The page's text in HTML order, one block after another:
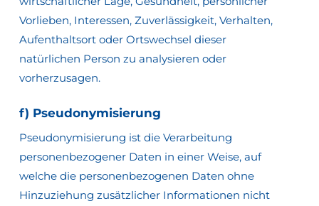
Vorlieben, Interessen, Zuverlässigkeit, Verhalten,
Aufenthaltsort oder Ortswechsel dieser
natürlichen Person zu analysieren oder
vorherzusagen.
f) Pseudonymisierung
Pseudonymisierung ist die Verarbeitung
personenbezogener Daten in einer Weise, auf
welche die personenbezogenen Daten ohne
Hinzuziehung zusätzlicher Informationen nicht